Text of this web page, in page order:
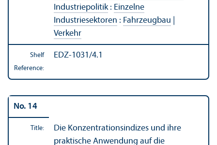
Industriepolitik: Einzelne
Industriesektoren : Fahrzeugbau
Verkehr
Shelf
Reference:
EDZ-1031/4.1
No. 14
Title:
Die Konzentrationsindizes und ihre
praktische Anwendung auf die